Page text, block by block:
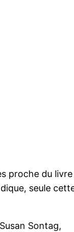
proche du livre
seule
Sontag,